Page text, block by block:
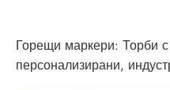
Горещи маркери: Торби
персонализирани,